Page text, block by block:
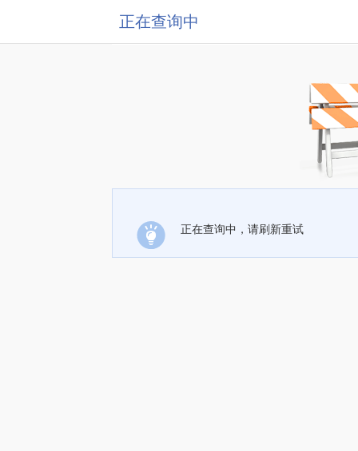
正在查询中
正在查询中，请刷新重试